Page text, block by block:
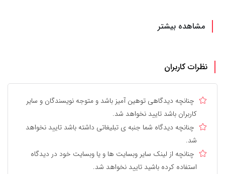
مشاهده بیشتر
نظرات کاربران
چنانچه دیدگاهی توهین آمیز باشد و متوجه نویسندگان و سایر
کاربران باشد تایید نخواهد شد.
چنانچه دیدگاه شما جنبه ی تبلیغاتی داشته باشد تایید نخواهد
شد.
چنانچه از لینک سایر وبسایت ها و یا وبسایت خود در دیدگاه
استفاده کرده باشید تایید نخواهد شد.